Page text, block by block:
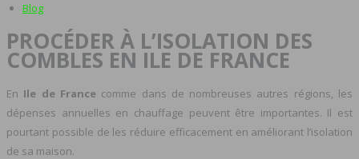
Blog
PROCÉDER À L’ISOLATION DES
COMBLES EN ILE DE FRANCE
En Ile de Francecomme dans de nombreuses autres régions, les
dépenses annuelles en chauffage peuvent être importantes. Il est
pourtant possible de les réduire efficacement en améliorant l’isolation
de sa maison.